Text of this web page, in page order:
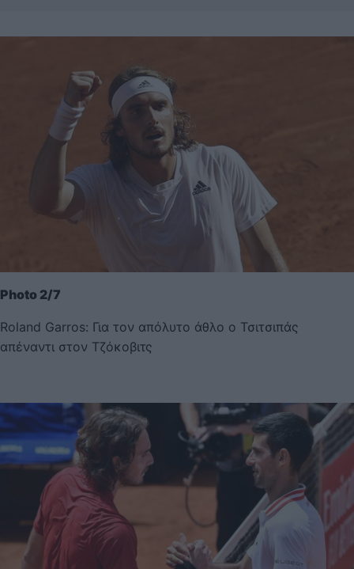
Photo 2/7
Roland Garros: Για τον απόλυτο άθλο ο Τσιτσιπάς
απέναντι στον Τζόκοβιτς